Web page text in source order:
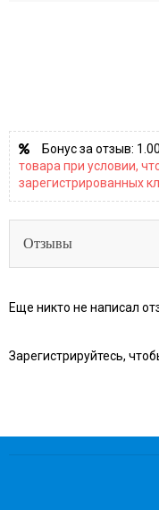
Бонус за отзыв:
товара при условии,
зарегистрированных
Отзывы
Еще никто не написал
Зарегистрируйтесь,